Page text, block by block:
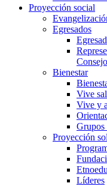
Proyección social
Egresados
Bienestar
Vive
Vive y
Grupos
Proyección
Líderes